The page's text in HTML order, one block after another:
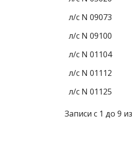
л/с N 09073
л/с N 09100
л/с N 01104
л/с N 01112
л/с N 01125
Записи с 1 до 9